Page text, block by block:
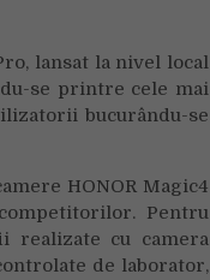
lansat la nivel local
se printre cele mai
bucurându-se
HONOR Magic4
Pentru
realizate cu camera
de laborator,